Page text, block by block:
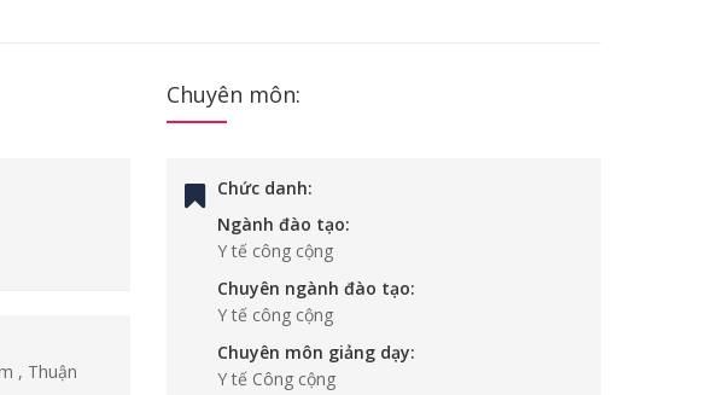
, Thuận
Chuyên môn:
Chức danh:
Ngành đào tạo:
Y tế công cộng
Chuyên ngành đào tạo:
Y tế công cộng
Chuyên môn giảng dạy:
Y tế Công cộng